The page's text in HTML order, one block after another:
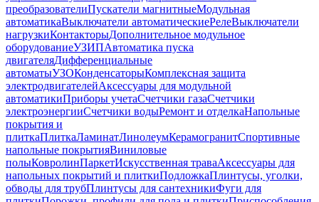
преобразователиПускатели магнитныеМодульная
автоматикаВыключатели автоматическиеРелеВыключатели
нагрузкиКонтакторыДополнительное модульное
оборудованиеУЗИПАвтоматика пуска
двигателяДифференциальные
автоматыУЗОКонденсаторыКомплексная защита
электродвигателейАксессуары для модульной
автоматикиПриборы учетаСчетчики газаСчетчики
электроэнергииСчетчики водыРемонт и отделкаНапольные
покрытия и
плиткаПлиткаЛаминатЛинолеумКерамогранитСпортивные
напольные покрытияВиниловые
полыКовролинПаркетИскусственная траваАксессуары для
напольных покрытий и плиткиПодложкаПлинтусы, уголки,
обводы для трубПлинтусы для сантехникиФуги для